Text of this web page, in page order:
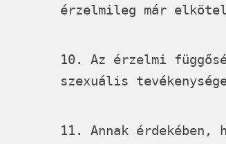
érzelmileg már
10. Az érzelmi
szexuális
11. Annak